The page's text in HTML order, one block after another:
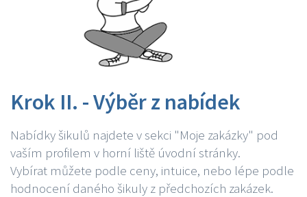
Krok II. - Výběr z nabídek
Nabídky šikulů najdete v sekci "Moje zakázky" pod
vaším profilem v horní liště úvodní stránky.
Vybírat můžete podle ceny, intuice, nebo lépe podle
hodnocení daného šikuly z předchozích zakázek.